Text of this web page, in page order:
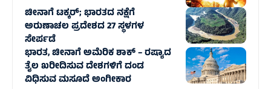
ಚೀನಾಗೆ ಟಕ್ಕರ್‌; ಭಾರತದ ನಕ್ಷೆಗೆ
ಅರುಣಾಚಲ ಪ್ರದೇಶದ 27 ಸ್ಥಳಗಳ
ಸೇರ್ಪಡೆ
ಭಾರತ, ಚೀನಾಗೆ ಅಮೆರಿಕ ಶಾಕ್‌ – ರಷ್ಯಾದ
ತೈಲ ಖರೀದಿಸುವ ದೇಶಗಳಿಗೆ ದಂಡ
ವಿಧಿಸುವ ಮಸೂದೆ ಅಂಗೀಕಾರ